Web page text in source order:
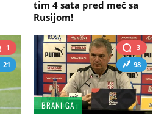
tim 4 sata pred meč sa
Rusijom!
1
21
3
98
BRANI GA